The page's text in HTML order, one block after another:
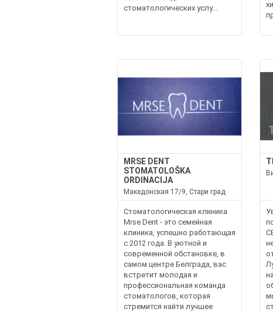
стоматологических услу...
MRSE DENT
STOMATOLOŠKA
ORDINACIJA
Македонская 17/9, Стари град
Стоматологическая клиника
Mrse Dent - это семейная
клиника, успешно работающая
с 2012 года. В уютной и
современной обстановке, в
самом центре Белграда, вас
встретит молодая и
профессиональная команда
стоматологов, которая
стремится найти лучшее